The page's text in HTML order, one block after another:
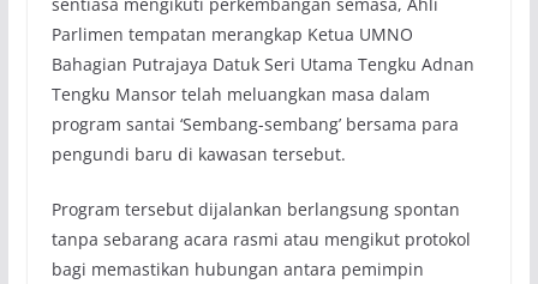
sentiasa mengikuti perkembangan semasa, Ahli
Parlimen tempatan merangkap Ketua UMNO
Bahagian Putrajaya Datuk Seri Utama Tengku Adnan
Tengku Mansor telah meluangkan masa dalam
program santai ‘Sembang-sembang’ bersama para
pengundi baru di kawasan tersebut.
Program tersebut dijalankan berlangsung spontan
tanpa sebarang acara rasmi atau mengikut protokol
bagi memastikan hubungan antara pemimpin